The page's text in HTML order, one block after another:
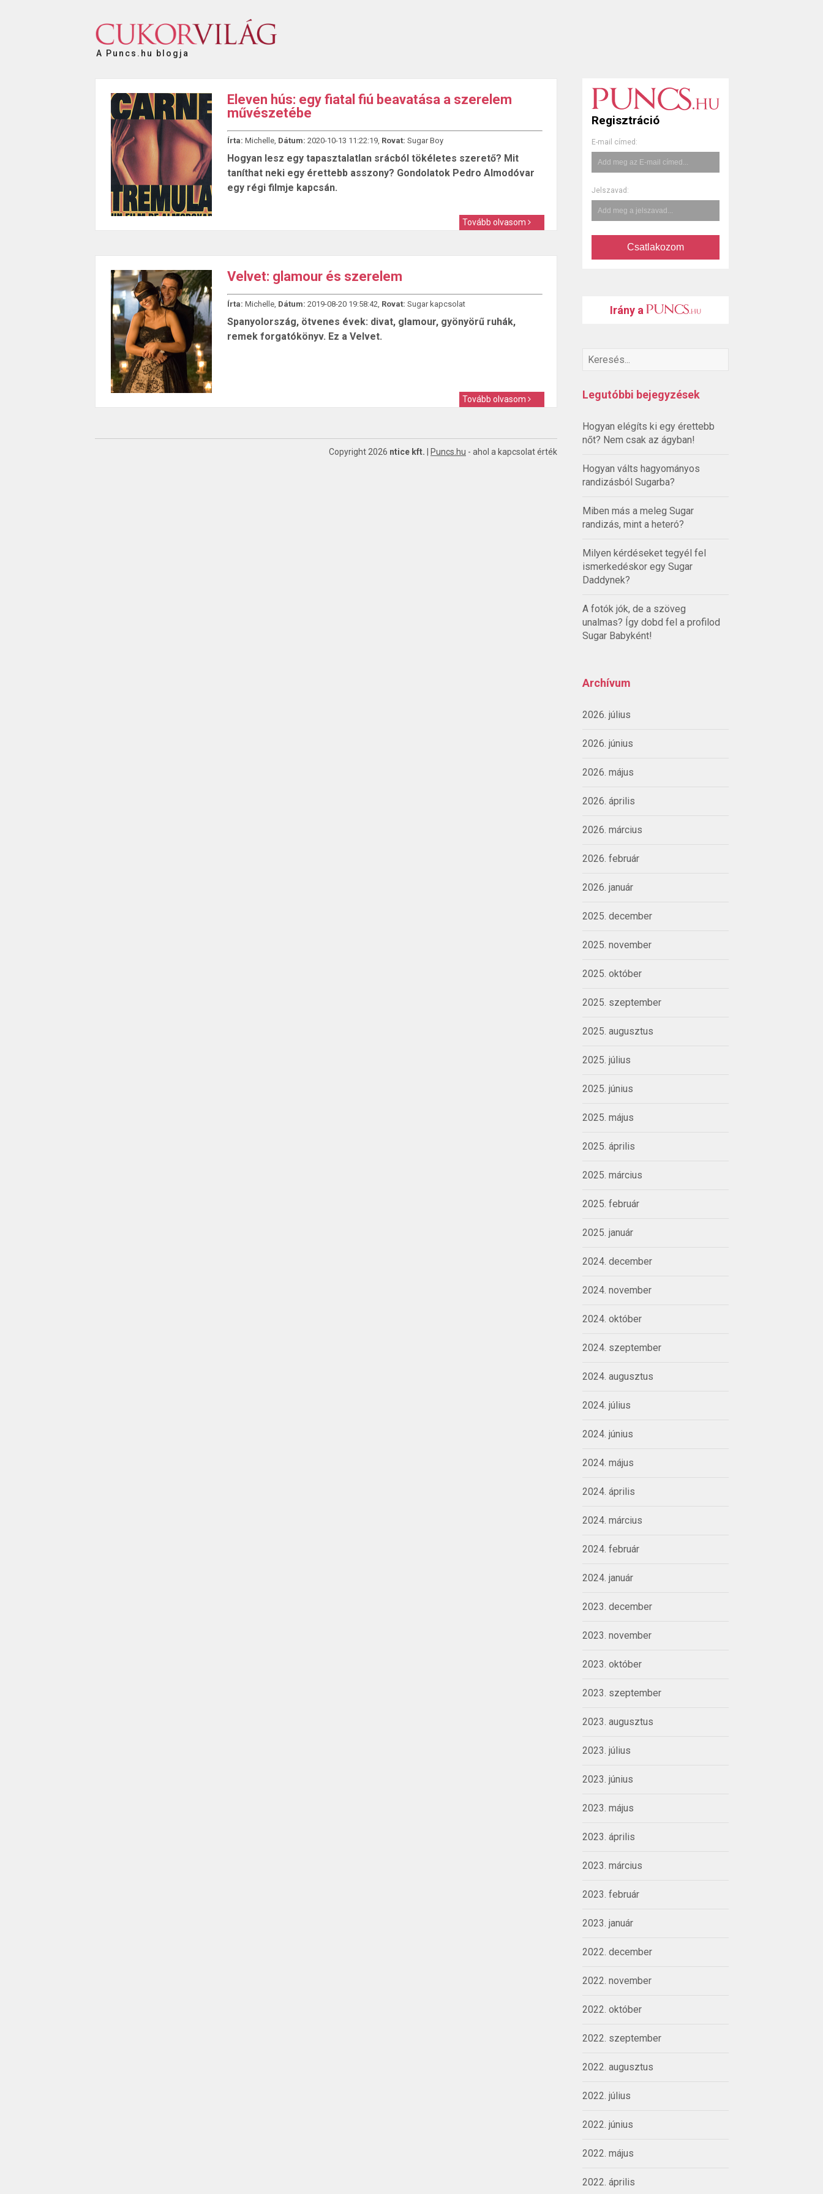
Regisztráció
E-mail címed:
Jelszavad:
Csatlakozom
Irány a
Legutóbbi bejegyzések
Hogyan elégíts ki egy érettebb
nőt? Nem csak az ágyban!
Hogyan válts hagyományos
randizásból Sugarba?
Miben más a meleg Sugar
randizás, mint a heteró?
Milyen kérdéseket tegyél fel
ismerkedéskor egy Sugar
Daddynek?
A fotók jók, de a szöveg
unalmas? Így dobd fel a profilod
Sugar Babyként!
Archívum
2026. július
2026. június
2026. május
2026. április
2026. március
2026. február
2026. január
2025. december
2025. november
2025. október
2025. szeptember
2025. augusztus
2025. július
2025. június
2025. május
2025. április
2025. március
2025. február
2025. január
2024. december
2024. november
2024. október
2024. szeptember
2024. augusztus
2024. július
2024. június
2024. május
2024. április
2024. március
2024. február
2024. január
2023. december
2023. november
2023. október
2023. szeptember
2023. augusztus
2023. július
2023. június
2023. május
2023. április
2023. március
2023. február
2023. január
2022. december
2022. november
2022. október
2022. szeptember
2022. augusztus
2022. július
2022. június
2022. május
2022. április
A Puncs.hu blogja
Eleven hús: egy fiatal fiú beavatása a szerelem
művészetébe
Írta: Michelle, Dátum: 2020-10-13 11:22:19, Rovat: Sugar Boy
Hogyan lesz egy tapasztalatlan srácból tökéletes szerető? Mit
taníthat neki egy érettebb asszony? Gondolatok Pedro Almodóvar
egy régi filmje kapcsán.
Tovább olvasom
Velvet: glamour és szerelem
Írta: Michelle, Dátum: 2019-08-20 19:58:42, Rovat: Sugar kapcsolat
Spanyolország, ötvenes évek: divat, glamour, gyönyörű ruhák,
remek forgatókönyv. Ez a Velvet.
Tovább olvasom
Copyright 2026 ntice kft. Puncs.hu - ahol a kapcsolat érték